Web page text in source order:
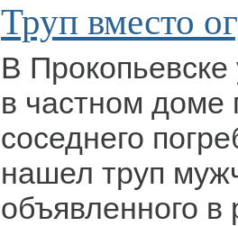
Труп вместо
В Прокопьевске
в частном
соседнего
нашел труп
объявленного в